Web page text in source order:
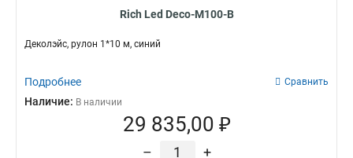
Rich Led Deco-M100-B
Деколэйс, рулон 1*10 м, синий
Подробнее Сравнить
Наличие: В наличии
29 835,00 ₽
– +